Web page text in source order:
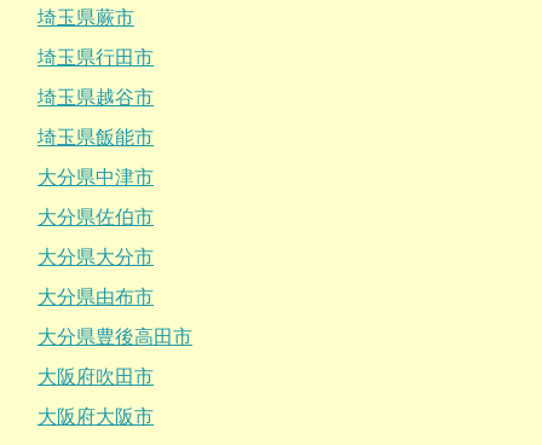
埼玉県蕨市
埼玉県行田市
埼玉県越谷市
埼玉県飯能市
大分県中津市
大分県佐伯市
大分県大分市
大分県由布市
大分県豊後高田市
大阪府吹田市
大阪府大阪市